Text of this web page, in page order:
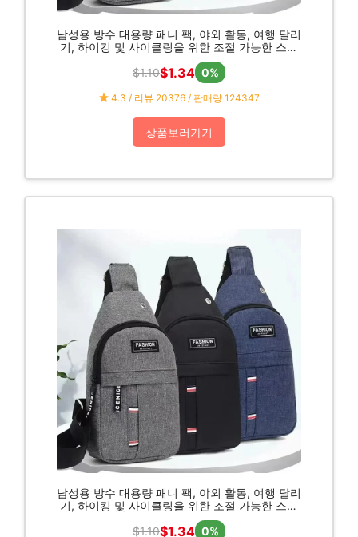
남성용 방수 대용량 패니 팩, 야외 활동, 여행 달리
기, 하이킹 및 사이클링을 위한 조절 가능한 스트
$1.10$1.34 0%
4.3 / 리뷰 20376 / 판매량 124347
상품보러가기
남성용 방수 대용량 패니 팩, 야외 활동, 여행 달리
기, 하이킹 및 사이클링을 위한 조절 가능한 스트
$1.10$1.34 0%